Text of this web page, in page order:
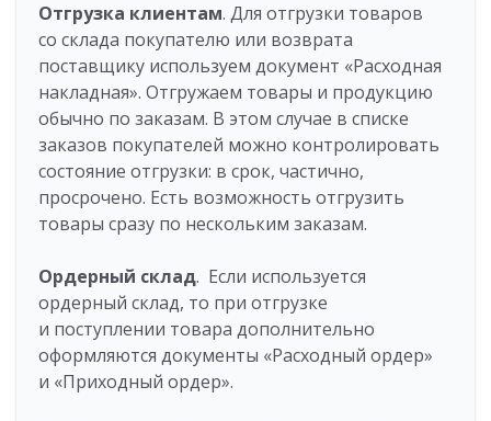
Отгрузка клиентам. Для отгрузки товаров
со склада покупателю или возврата
поставщику используем документ «Расходная
накладная». Отгружаем товары и продукцию
обычно по заказам. В этом случае в списке
заказов покупателей можно контролировать
состояние отгрузки: в срок, частично,
просрочено. Есть возможность отгрузить
товары сразу по нескольким заказам.
Ордерный склад. Если используется
ордерный склад, то при отгрузке
и поступлении товара дополнительно
оформляются документы «Расходный ордер»
и «Приходный ордер».